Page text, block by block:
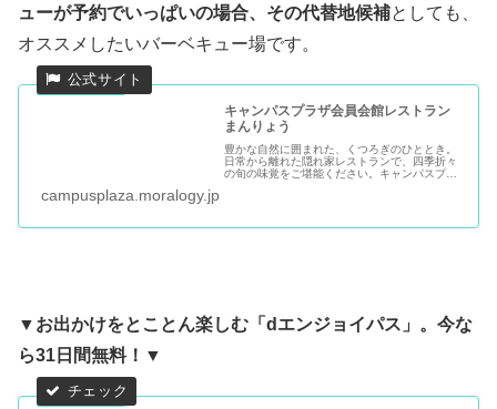
ューが予約でいっぱいの場合、その代替地候補としても、
オススメしたいバーベキュー場です。
キャンパスプラザ会員会館レストラン
まんりょう
豊かな自然に囲まれた、くつろぎのひととき。
日常から離れた隠れ家レストランで、四季折々
の旬の味覚をご堪能ください。キャンパスプラ
campusplaza.moralogy.jp
▼お出かけをとことん楽しむ「dエンジョイパス」。今な
ら31日間無料！▼